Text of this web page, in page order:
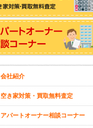
会社紹介
空き家対策・買取無料査定
アパートオーナー相談コーナー